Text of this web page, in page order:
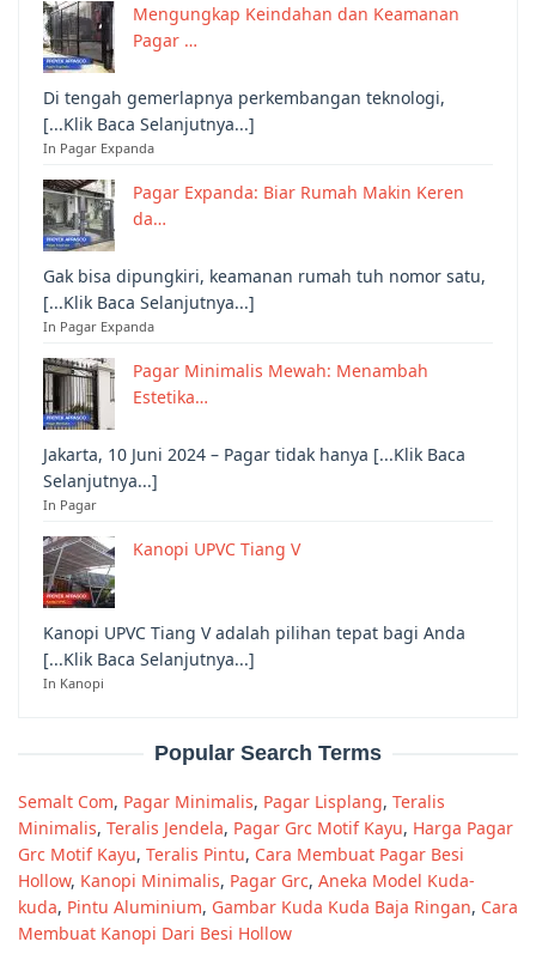
Mengungkap Keindahan dan Keamanan
Pagar …
Di tengah gemerlapnya perkembangan teknologi,
[...Klik Baca Selanjutnya...]
In Pagar Expanda
Pagar Expanda: Biar Rumah Makin Keren
da…
Gak bisa dipungkiri, keamanan rumah tuh nomor satu,
[...Klik Baca Selanjutnya...]
In Pagar Expanda
Pagar Minimalis Mewah: Menambah
Estetika…
Jakarta, 10 Juni 2024 – Pagar tidak hanya [...Klik Baca
Selanjutnya...]
In Pagar
Kanopi UPVC Tiang V
Kanopi UPVC Tiang V adalah pilihan tepat bagi Anda
[...Klik Baca Selanjutnya...]
In Kanopi
Popular Search Terms
Semalt Com, Pagar Minimalis, Pagar Lisplang, Teralis
Minimalis, Teralis Jendela, Pagar Grc Motif Kayu, Harga Pagar
Grc Motif Kayu, Teralis Pintu, Cara Membuat Pagar Besi
Hollow, Kanopi Minimalis, Pagar Grc, Aneka Model Kuda-
kuda, Pintu Aluminium, Gambar Kuda Kuda Baja Ringan, Cara
Membuat Kanopi Dari Besi Hollow